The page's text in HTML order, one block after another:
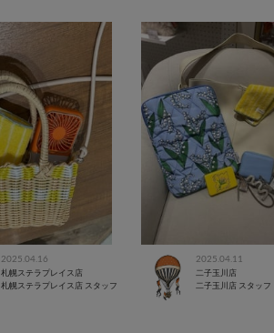
2025.04.16
札幌ステラプレイス店
札幌ステラプレイス店 スタッフ
2025.04.11
二子玉川店
二子玉川店 スタッフ